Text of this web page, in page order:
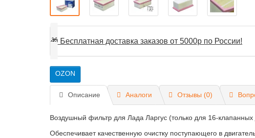
🎁 Бесплатная доставка заказов от 5000р по России!
OZON
Описание Аналоги Отзывы (0)
Воздушный фильтр для Лада Ларгус (только для 16-клапанных
Обеспечивает качественную очистку поступающего в